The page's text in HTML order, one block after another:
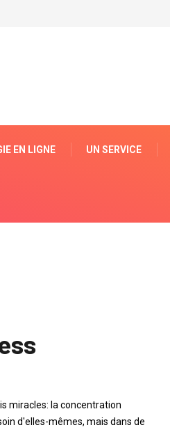
EN LIGNE UN SERVICE
miracles: la concentration
d'elles-mêmes, mais dans de